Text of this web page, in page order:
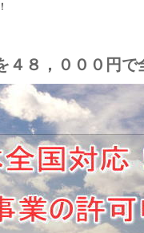
４８，０００円で